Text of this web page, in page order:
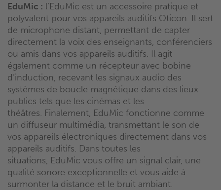
EduMic : l’EduMic est un accessoire pratique et
polyvalent pour vos appareils auditifs Oticon. Il sert
de microphone distant, permettant de capter
directement la voix des enseignants, conférenciers
ou amis dans vos appareils auditifs. Il agit
également comme un récepteur avec bobine
d’induction, recevant les signaux audio des
systèmes de boucle magnétique dans des lieux
publics tels que les cinémas et les
théâtres. Finalement, EduMic fonctionne comme
un diffuseur multimédia, transmettant le son de
vos appareils électroniques directement dans vos
appareils auditifs. Dans toutes les
situations, EduMic vous offre un signal clair, une
qualité sonore exceptionnelle et vous aide à
surmonter la distance et le bruit ambiant.